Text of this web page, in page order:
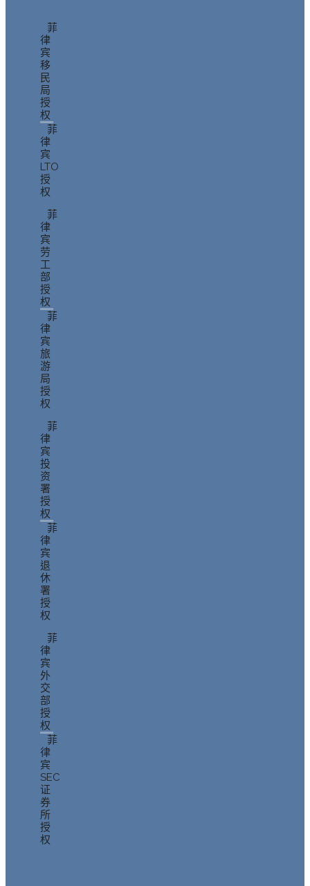
菲
律
宾
移
民
局
授
权
菲
律
宾
LTO
授
权
菲
律
宾
劳
工
部
授
权
菲
律
宾
旅
游
局
授
权
菲
律
宾
投
资
署
授
权
菲
律
宾
退
休
署
授
权
菲
律
宾
外
交
部
授
权
菲
律
宾
SEC
证
券
所
授
权